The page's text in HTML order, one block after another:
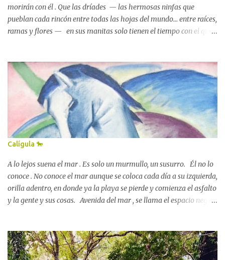
morirán con él . Que las dríades — las hermosas ninfas que
pueblan cada rincón entre todas las hojas del mundo... entre raíces,
ramas y flores — en sus manitas solo tienen el tiempo con el que
en las que la vida se afana por renacer con tanta fuerza que es
imposible que, sobre la tierra, haya alguna criatura — por
anciana o niña que sea — que no perciba esa lucha, que no se
estremezca ante ese grito mudo. John William Waterhouse,
Hamadríade (1895) Que no alce los ojos al cielo y suspire de alivio:
— Ya se van — se oirá decir a todos los ojos, muy bajito, casi con
miedo — : las sombras, todas las sombras se van ya ... Esa tarde —
unos duendes elaboraron para mí , siglos atrás...
Calígula 🐎
A lo lejos suena el mar . Es solo un murmullo, un susurro. Él no lo
conoce . No conoce el mar aunque se coloca cada día a su izquierda,
orilla adentro, en donde ya la playa se pierde y comienza el asfalto
y la gente y sus cosas. Avenida del mar , se llama el espacio negro
vez que aparta la vista del frente, siguiendo el rastro del murmullo.
Y cuando no es su dueño es el miedo. El miedo que se extiende por